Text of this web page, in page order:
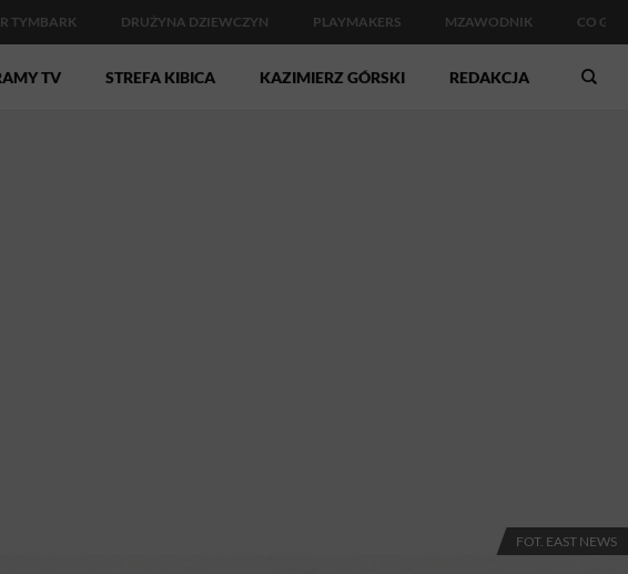
TYMBARK DRUŻYNA DZIEWCZYN PLAYMAKERS MZAWODNIK CO
TV STREFA KIBICA KAZIMIERZ GÓRSKI REDAKCJA
FOT. EAST NEWS